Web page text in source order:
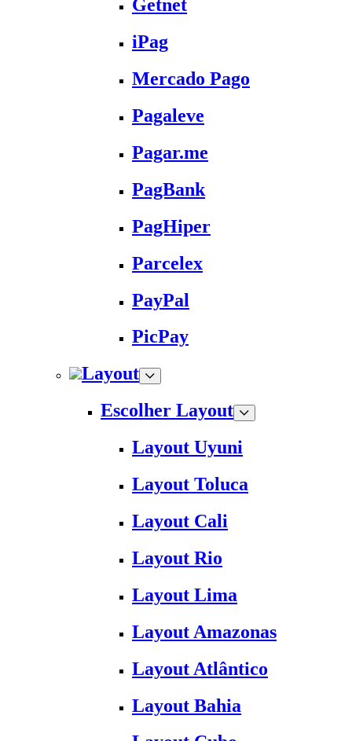
Getnet
iPag
Mercado Pago
Pagaleve
Pagar.me
PagBank
PagHiper
Parcelex
PayPal
PicPay
Layout
Escolher Layout
Layout Uyuni
Layout Toluca
Layout Cali
Layout Rio
Layout Lima
Layout Amazonas
Layout Atlântico
Layout Bahia